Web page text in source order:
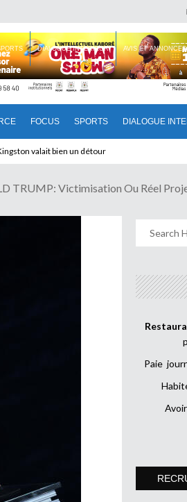
FOCUS SPORTS DIALOGUE
DIALOGUE INTERIEUR AVIS ET ANNONCES
: Kingston valait bien un détour
sans partir !
TRUMP: Victimisation Ou Réel
Paie